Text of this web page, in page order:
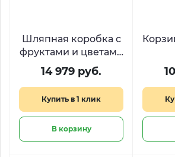
Шляпная коробка с
фруктами и цветами
«Рубиновый сад»
14 979 руб.
Купить в 1 клик
В корзину